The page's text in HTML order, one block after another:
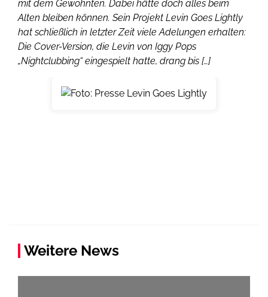
mit dem Gewohnten. Dabei hätte doch alles beim
Alten bleiben können. Sein Projekt Levin Goes Lightly
hat schließlich in letzter Zeit viele Adelungen erhalten:
Die Cover-Version, die Levin von Iggy Pops
„Nightclubbing“ eingespielt hatte, drang bis […]
Weitere News